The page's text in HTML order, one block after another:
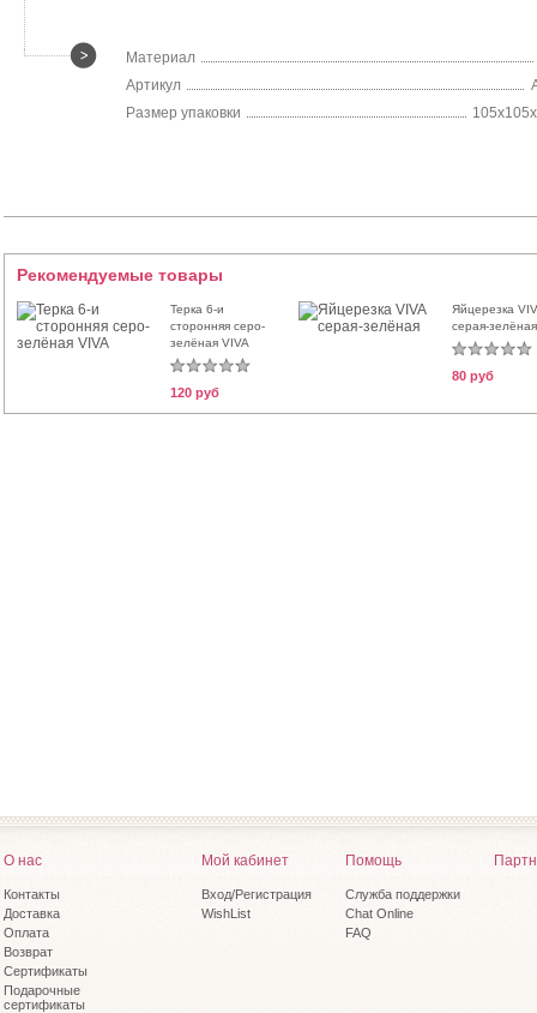
Материал
Артикул
Размер упаковки
Рекомендуемые товары
Терка 6-и
сторонняя серо-
зелёная VIVA
120 руб
Яйцерезка
серая-зелёная
80 руб
О нас
Контакты
Доставка
Оплата
Возврат
Сертификаты
Подарочные
сертификаты
Мой кабинет
Вход/Регистрация
WishList
Помощь
Служба поддержки
Chat Online
FAQ